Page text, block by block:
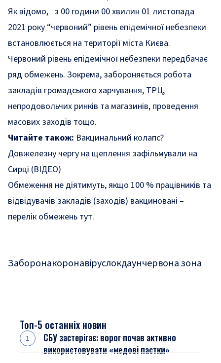
Як відомо, з 00 години 00 хвилин 01 листопада
2021 року “червоний” рівень епідемічної небезпеки
встановлюється на території міста Києва.
Червоний рівень епідемічної небезпеки передбачає
ряд обмежень. Зокрема, забороняється робота
закладів громадського харчування, ТРЦ,
непродовольчих ринків та магазинів, проведення
масових заходів тощо.
Читайте також: Вакцинальний колапс?
Довжелезну чергу на щеплення зафільмували на
Сирці (ВІДЕО)
Обмеження не діятимуть, якщо 100 % працівників та
відвідувачів закладів (заходів) вакциновані –
перелік обмежень тут.
Заборонакоронавіруслокдаунчервона зона
Топ-5 останніх новин
СБУ застерігає: ворог почав активно
використовувати «медові пастки»